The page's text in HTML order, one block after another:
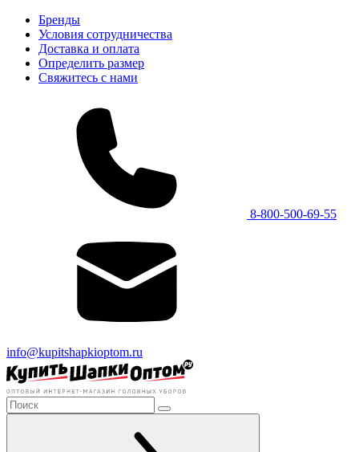
Бренды
Условия сотрудничества
Доставка и оплата
Определить размер
Свяжитесь с нами
8-800-500-69-55
info@kupitshapkioptom.ru